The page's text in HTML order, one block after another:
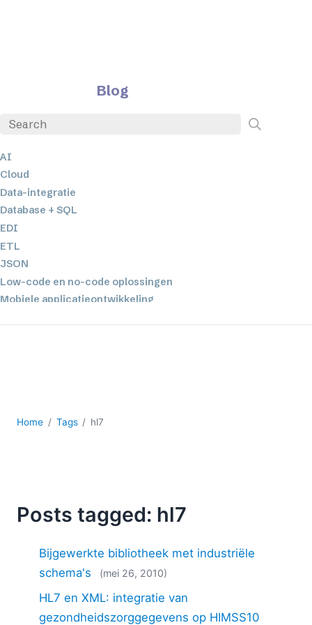
Blog
AI
Cloud
Data-integratie
Database + SQL
EDI
ETL
JSON
Low-code en no-code oplossingen
Mobiele applicatieontwikkeling
XPath+XQuery
2025
2024
2022
2021
2020
2019
Home Tags hl7
Posts tagged: hl7
Bijgewerkte bibliotheek met industriële
schema's
(mei 26, 2010)
HL7 en XML: integratie van
gezondheidszorggegevens op HIMSS10